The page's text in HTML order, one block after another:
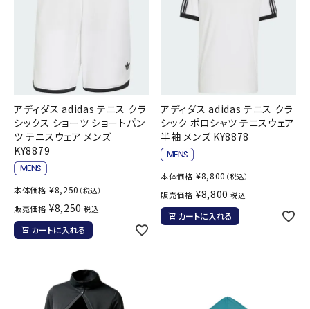
アディダス adidas テニス クラ
シックス ショーツ ショートパン
ツ テニスウェア メンズ
KY8879
本体価格 ¥8,250 （税込）
販売価格 ¥8,250 税込
カートに入れる
アディダス adidas テニス クラ
シック ポロシャツ テニスウェア
半袖 メンズ KY8878
本体価格 ¥8,800 （税込）
販売価格 ¥8,800 税込
カートに入れる